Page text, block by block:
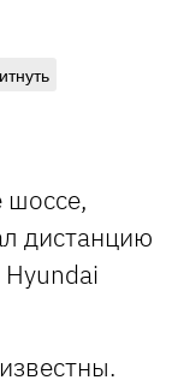
дистанцию